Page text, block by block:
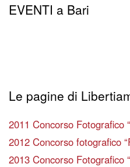
EVENTI a Bari
Le pagine di
2011 Concorso Fotografico
2012 Concorso fotografico
2013 Concorso Fotografico